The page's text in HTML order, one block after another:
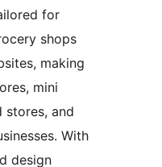
for
shops
making
mini
stores, and
With
design